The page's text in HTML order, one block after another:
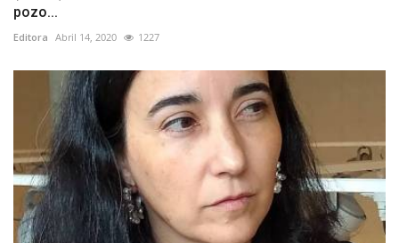
pozo...
Editora Abril 14, 2020 1227